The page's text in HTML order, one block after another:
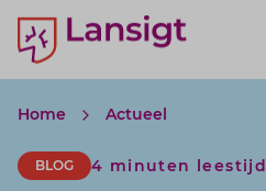
Lansigt Accountants logo
search website
Home Actueel
BLOG 4 minuten leestijd